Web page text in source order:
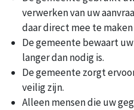
verwerken van uw
daar direct mee te maken
De gemeente bewaart
langer dan nodig is.
De gemeente zorgt
veilig zijn.
Alleen mensen die uw